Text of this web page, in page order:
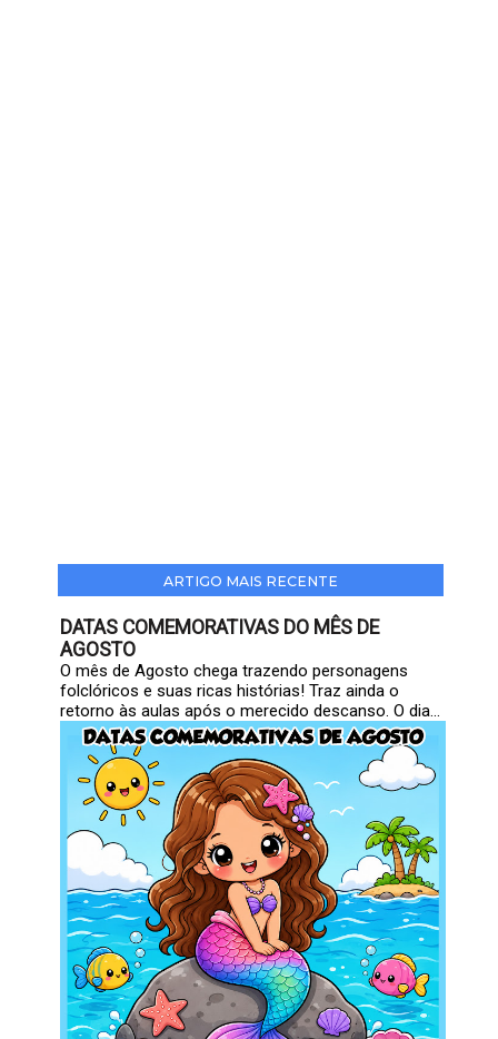
ARTIGO MAIS RECENTE
DATAS COMEMORATIVAS DO MÊS DE
AGOSTO
O mês de Agosto chega trazendo personagens
folclóricos e suas ricas histórias! Traz ainda o
retorno às aulas após o merecido descanso. O dia...